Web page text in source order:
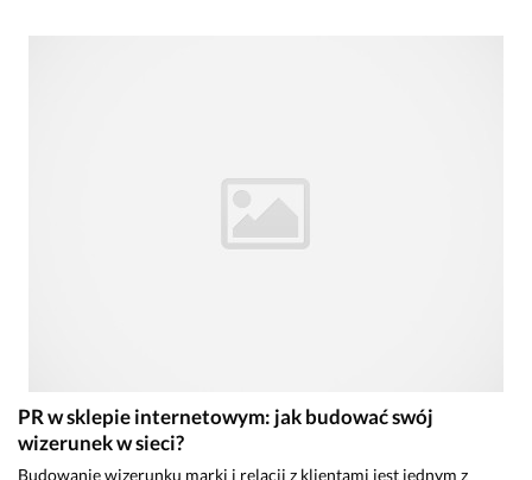
PR w sklepie internetowym: jak budować swój
wizerunek w sieci?
Budowanie wizerunku marki i relacji z klientami jest jednym z